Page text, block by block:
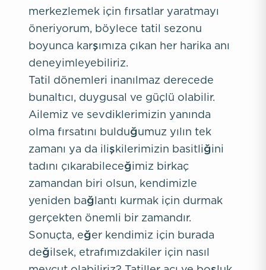
merkezlemek için fırsatlar yaratmayı
öneriyorum, böylece tatil sezonu
boyunca karşımıza çıkan her harika anı
deneyimleyebiliriz.
Tatil dönemleri inanılmaz derecede
bunaltıcı, duygusal ve güçlü olabilir.
Ailemiz ve sevdiklerimizin yanında
olma fırsatını bulduğumuz yılın tek
zamanı ya da ilişkilerimizin basitliğini
tadını çıkarabileceğimiz birkaç
zamandan biri olsun, kendimizle
yeniden bağlantı kurmak için durmak
gerçekten önemli bir zamandır.
Sonuçta, eğer kendimiz için burada
değilsek, etrafımızdakiler için nasıl